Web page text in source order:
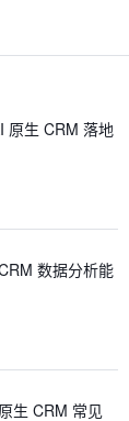
原生 CRM 落地
数据分析能
生 CRM 常见